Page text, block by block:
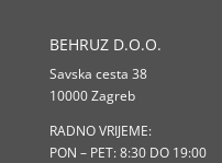
BEHRUZ D.O.O.
Savska cesta 38
10000 Zagreb
RADNO VRIJEME:
PON – PET: 8:30 DO 19:00